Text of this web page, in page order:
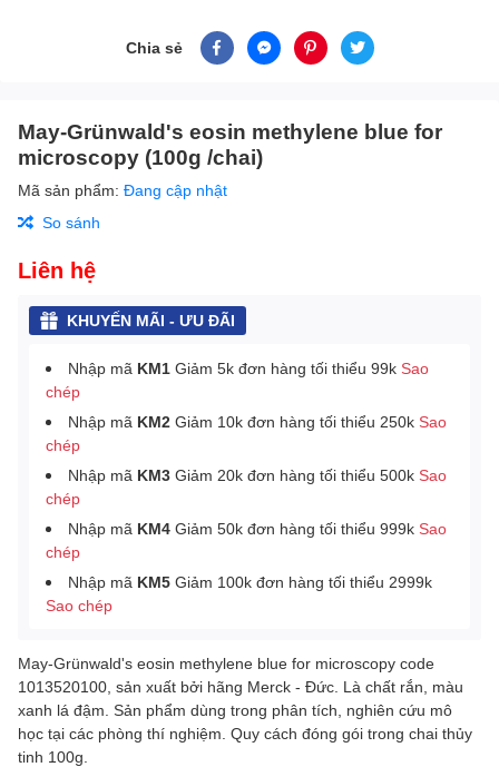
Chia sẻ
May-Grünwald's eosin methylene blue for
microscopy (100g /chai)
Mã sản phẩm: Đang cập nhật
So sánh
Liên hệ
KHUYẾN MÃI - ƯU ĐÃI
Nhập mã KM1 Giảm 5k đơn hàng tối thiểu 99k Sao
chép
Nhập mã KM2 Giảm 10k đơn hàng tối thiểu 250k Sao
chép
Nhập mã KM3 Giảm 20k đơn hàng tối thiểu 500k Sao
chép
Nhập mã KM4 Giảm 50k đơn hàng tối thiểu 999k Sao
chép
Nhập mã KM5 Giảm 100k đơn hàng tối thiểu 2999k
Sao chép
May-Grünwald's eosin methylene blue for microscopy code
1013520100, sản xuất bởi hãng Merck - Đức. Là chất rắn, màu
xanh lá đậm. Sản phẩm dùng trong phân tích, nghiên cứu mô
học tại các phòng thí nghiệm. Quy cách đóng gói trong chai thủy
tinh 100g.